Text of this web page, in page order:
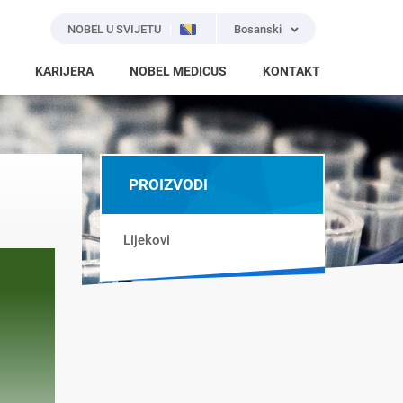
NOBEL U SVIJETU Bosanski
KARIJERA NOBEL MEDICUS KONTAKT
PROIZVODI
Lijekovi